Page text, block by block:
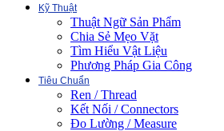
Kỹ Thuật
Thuật Ngữ Sản Phẩm
Chia Sẻ Mẹo Vặt
Tìm Hiểu Vật Liệu
Phương Pháp Gia Công
Tiêu Chuẩn
Ren / Thread
Kết Nối / Connectors
Đo Lường / Measure